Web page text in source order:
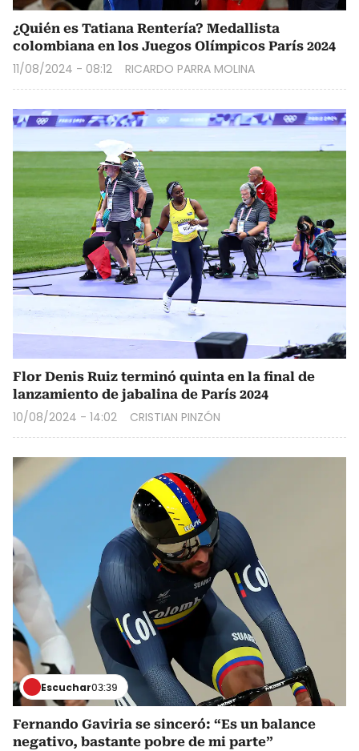
¿Quién es Tatiana Rentería? Medallista
colombiana en los Juegos Olímpicos París 2024
11/08/2024 - 08:12 RICARDO PARRA MOLINA
Flor Denis Ruiz terminó quinta en la final de
lanzamiento de jabalina de París 2024
10/08/2024 - 14:02 CRISTIAN PINZÓN
Escuchar03:39
Fernando Gaviria se sinceró: “Es un balance
negativo, bastante pobre de mi parte”